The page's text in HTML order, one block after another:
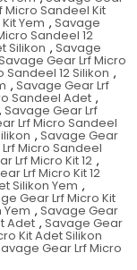
Micro Sandeel Kit
Yem , Savage
Sandeel 12
Silikon , Savage
Gear Lrf Micro
Sandeel 12 Silikon ,
, Savage Gear Lrf
Sandeel Adet ,
, Savage Gear Lrf
Lrf Micro Sandeel
, Savage Gear
Micro Sandeel
Lrf Micro Kit 12 ,
Lrf Micro Kit 12
Silikon Yem ,
Gear Lrf Micro Kit
Yem , Savage Gear
Adet , Savage Gear
Kit Adet Silikon
Gear Lrf Micro